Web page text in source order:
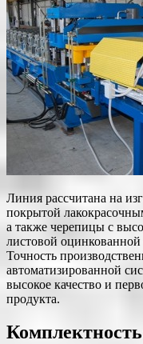
Линия рассчитана на
покрытой
а также черепицы с
листовой
Точность
автоматизированной
высокое качество и
продукта.